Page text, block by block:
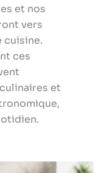
et nos
vers
cuisine.
ces
et